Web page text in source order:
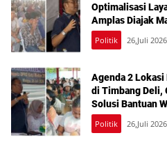
Optimalisasi
Amplas Diajak
Bermodal KTP
Politik 26,Juli
Agenda 2 Lokasi
di Timbang Deli,
Solusi Bantuan
Kesehatan Gratis
Politik 26,Juli